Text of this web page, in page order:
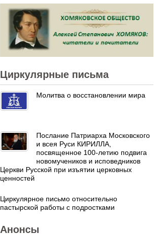
Циркулярные письма
Молитва о восстановлении мира
Послание Патриарха Московского
и всея Руси КИРИЛЛА,
посвященное 100-летию подвига
новомучеников и исповедников
Церкви Русской при изъятии церковных
ценностей
Циркулярное письмо относительно
пастырской работы с подростками
Анонсы